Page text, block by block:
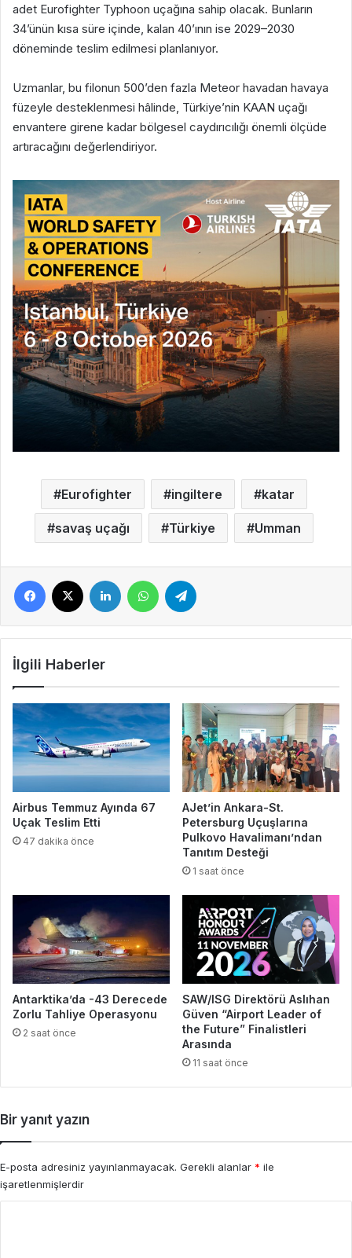
adet Eurofighter Typhoon uçağına sahip olacak. Bunların
34’ünün kısa süre içinde, kalan 40’ının ise 2029–2030
döneminde teslim edilmesi planlanıyor.
Uzmanlar, bu filonun 500’den fazla Meteor havadan havaya
füzeyle desteklenmesi hâlinde, Türkiye’nin KAAN uçağı
envantere girene kadar bölgesel caydırıcılığı önemli ölçüde
artıracağını değerlendiriyor.
Eurofighter ingiltere katar
savaş uçağı Türkiye Umman
Facebook LinkedIn WhatsApp
İlgili Haberler
Airbus Temmuz Ayında 67
Uçak Teslim Etti
47 dakika önce
AJet’in Ankara-St.
Petersburg Uçuşlarına
Pulkovo Havalimanı’ndan
Tanıtım Desteği
1 saat önce
Antarktika’da -43 Derecede
Zorlu Tahliye Operasyonu
2 saat önce
SAW/ISG Direktörü Aslıhan
Güven “Airport Leader of
the Future” Finalistleri
Arasında
11 saat önce
Bir yanıt yazın
E-posta adresiniz yayınlanmayacak. Gerekli alanlar * ile
işaretlenmişlerdir